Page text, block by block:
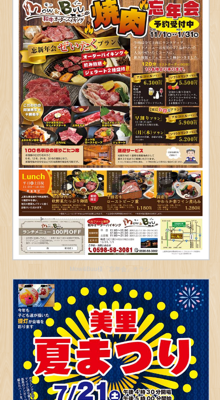
Mow&Buu様「忘年会」チラシ